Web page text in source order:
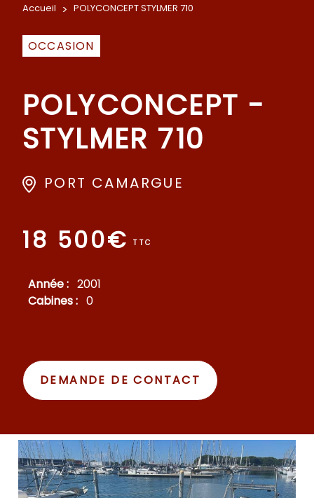
Accueil > POLYCONCEPT STYLMER 710
OCCASION
POLYCONCEPT -
STYLMER 710
PORT CAMARGUE
18 500€ TTC
Année : 2001
Cabines : 0
DEMANDE DE CONTACT